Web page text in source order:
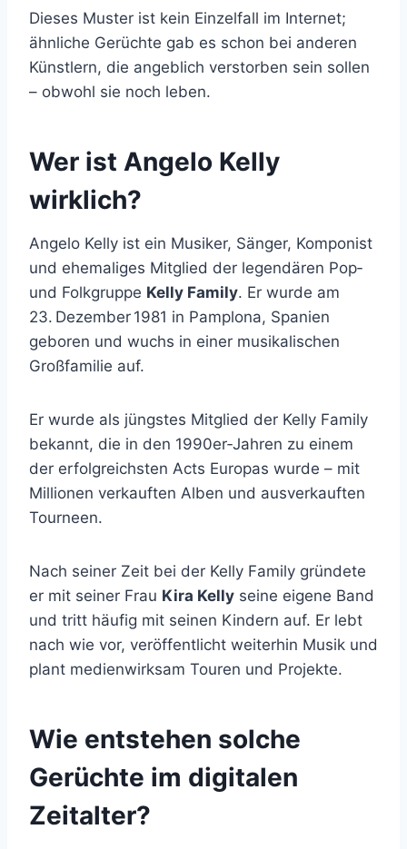
Dieses Muster ist kein Einzelfall im Internet;
ähnliche Gerüchte gab es schon bei anderen
Künstlern, die angeblich verstorben sein sollen
– obwohl sie noch leben.
Wer ist Angelo Kelly
wirklich?
Angelo Kelly ist ein Musiker, Sänger, Komponist
und ehemaliges Mitglied der legendären Pop‑
und Folkgruppe Kelly Family. Er wurde am
23. Dezember 1981 in Pamplona, Spanien
geboren und wuchs in einer musikalischen
Großfamilie auf.
Er wurde als jüngstes Mitglied der Kelly Family
bekannt, die in den 1990er‑Jahren zu einem
der erfolgreichsten Acts Europas wurde – mit
Millionen verkauften Alben und ausverkauften
Tourneen.
Nach seiner Zeit bei der Kelly Family gründete
er mit seiner Frau Kira Kelly seine eigene Band
und tritt häufig mit seinen Kindern auf. Er lebt
nach wie vor, veröffentlicht weiterhin Musik und
plant medienwirksam Touren und Projekte.
Wie entstehen solche
Gerüchte im digitalen
Zeitalter?